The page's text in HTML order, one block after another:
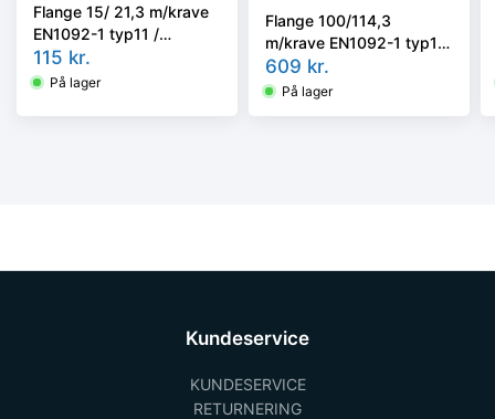
Flange 15/ 21,3 m/krave
EN1092-1 typ11 /
DIN2635 PN40
AISI316L/1.4404
115 kr.
På lager
Flange 100/114,3
m/krave EN1092-1 typ11
/ DIN2633 PN16
AISI316L 1.4404
609 kr.
På lager
Kundeservice
KUNDESERVICE
RETURNERING